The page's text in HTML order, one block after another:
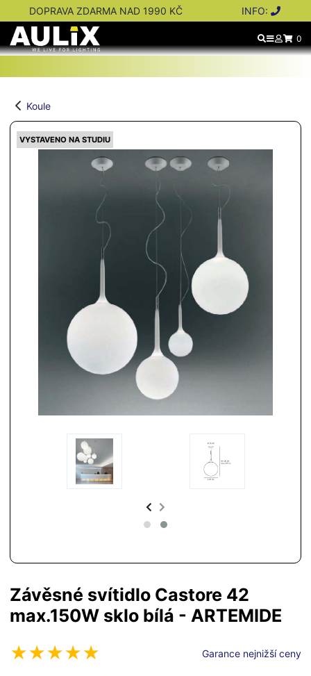
DOPRAVA ZDARMA NAD 1990 KČ INFO:
0
Koule
Závěsné svítidlo Castore 42
max.150W sklo bílá - ARTEMIDE
Garance nejnižší ceny
VYSTAVENO NA STUDIU